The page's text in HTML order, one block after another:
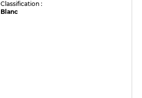
Classification :
Blanc